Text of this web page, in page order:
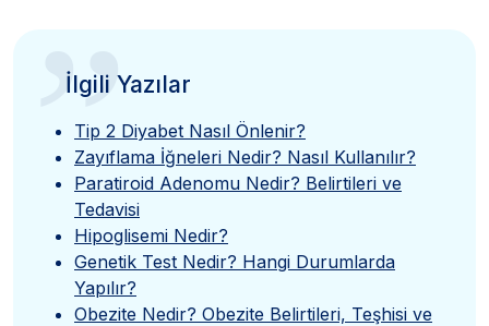
”
İlgili Yazılar
Tip 2 Diyabet Nasıl Önlenir?
Zayıflama İğneleri Nedir? Nasıl Kullanılır?
Paratiroid Adenomu Nedir? Belirtileri ve
Tedavisi
Hipoglisemi Nedir?
Genetik Test Nedir? Hangi Durumlarda
Yapılır?
Obezite Nedir? Obezite Belirtileri, Teşhisi ve